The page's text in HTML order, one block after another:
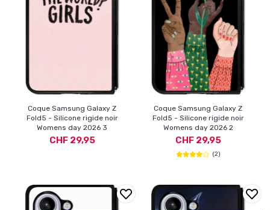
Coque Samsung Galaxy Z
Fold5 - Silicone rigide noir
Womens day 2026 3
CHF 29,95
Coque Samsung Galaxy Z
Fold5 - Silicone rigide noir
Womens day 2026 2
CHF 29,95
(2)